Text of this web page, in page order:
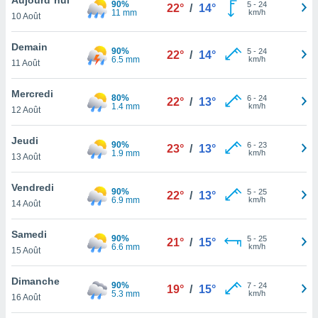
et
»,
au
vous
qu'ils
ou
le
ainsi
un
la
du
10 Août
90%
11 mm
22° / 14° 5- 24
km/h
Demain
11 Août
90%
6.5 mm
22° / 14° 5- 24
km/h
Mercredi
12 Août
80%
1.4 mm
22° / 13° 6- 24
km/h
Jeudi
13 Août
90%
1.9 mm
23° / 13° 6- 23
km/h
Vendredi
14 Août
90%
6.9 mm
22° / 13° 5- 25
km/h
Samedi
15 Août
90%
6.6 mm
21° / 15° 5- 25
km/h
Dimanche
16 Août
90%
5.3 mm
19° / 15° 7- 24
km/h